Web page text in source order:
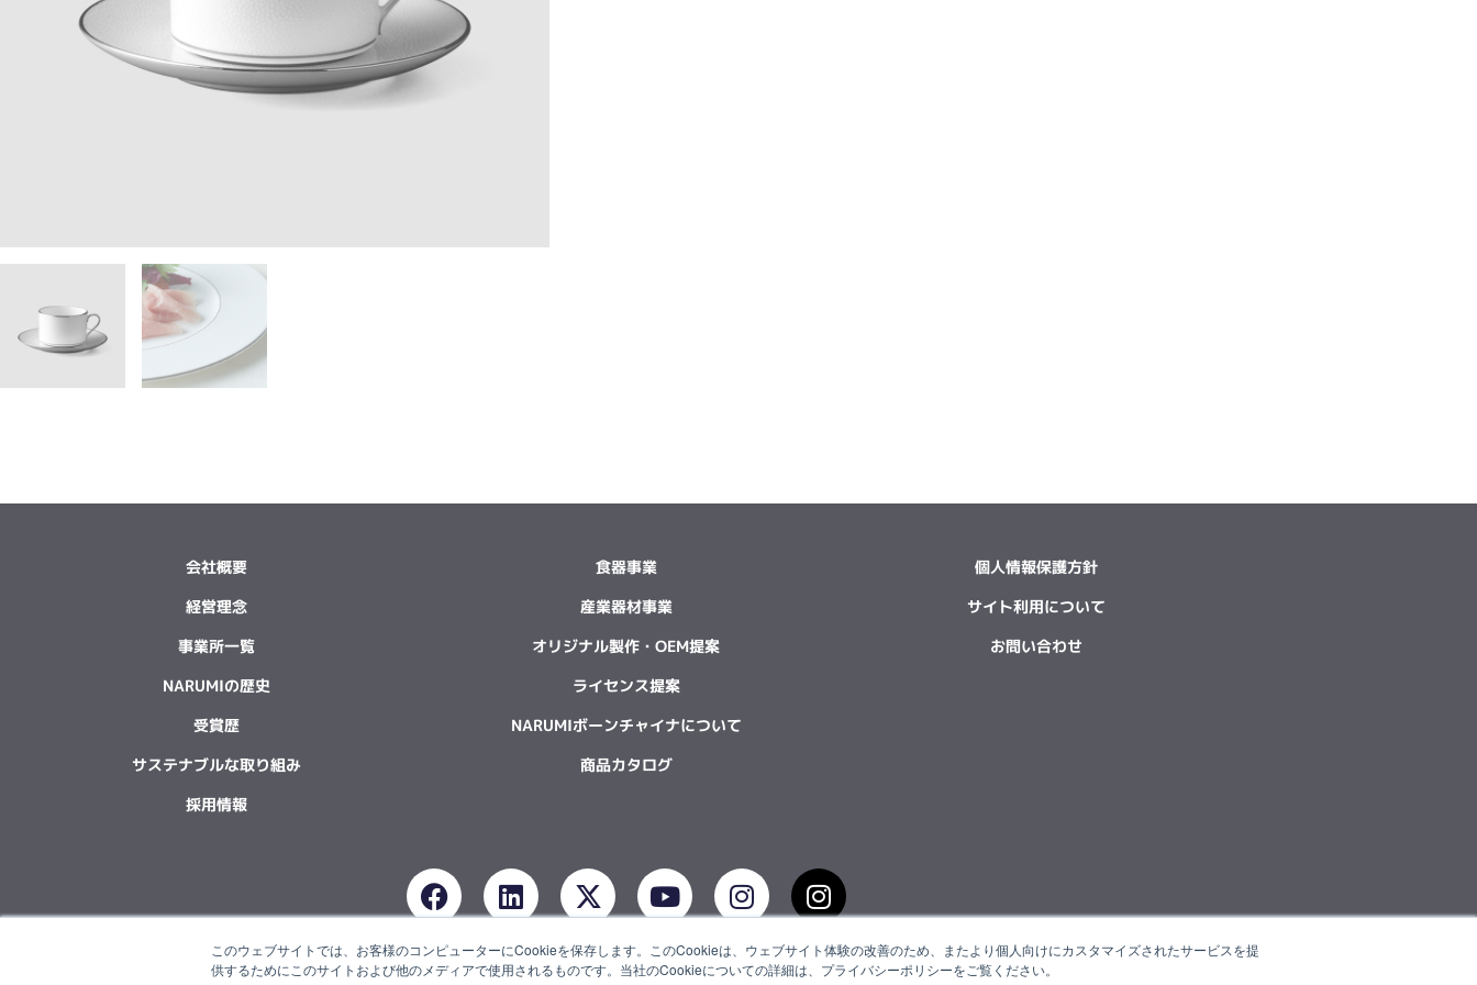
このウェブサイトでは、お客様のコンピューターにCookieを保存します。このCookieは、ウェブサイト体験の改善のため、またより個人向けにカスタマイズされたサービスを提
供するためにこのサイトおよび他のメディアで使用されるものです。当社のCookieについての詳細は、プライバシーポリシーをご覧ください。
会社概要
経営理念
事業所一覧
NARUMIの歴史
受賞歴
サステナブルな取り組み
採用情報
食器事業
産業器材事業
オリジナル製作・OEM提案
ライセンス提案
NARUMIボーンチャイナについて
商品カタログ
個人情報保護方針
サイト利用について
お問い合わせ
F
a
c
e
L
i
k
X
-
t
w
Y
o
t
I
n
t
I
n
s
t